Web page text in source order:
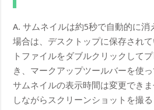
A. サムネイルは約5秒で自動的に消
場合は、デスクトップに保存され
トファイルをダブルクリックして
き、マークアップツールバーを使っ
サムネイルの表示時間は変更でき
しながらスクリーンショットを撮